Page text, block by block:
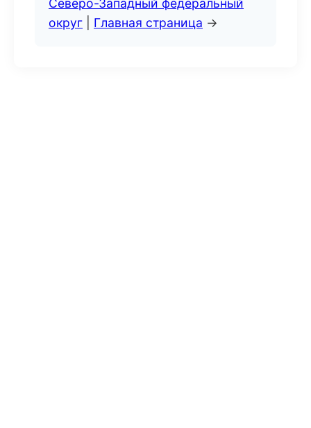
Северо-Западный федеральный
округ
Главная страница →